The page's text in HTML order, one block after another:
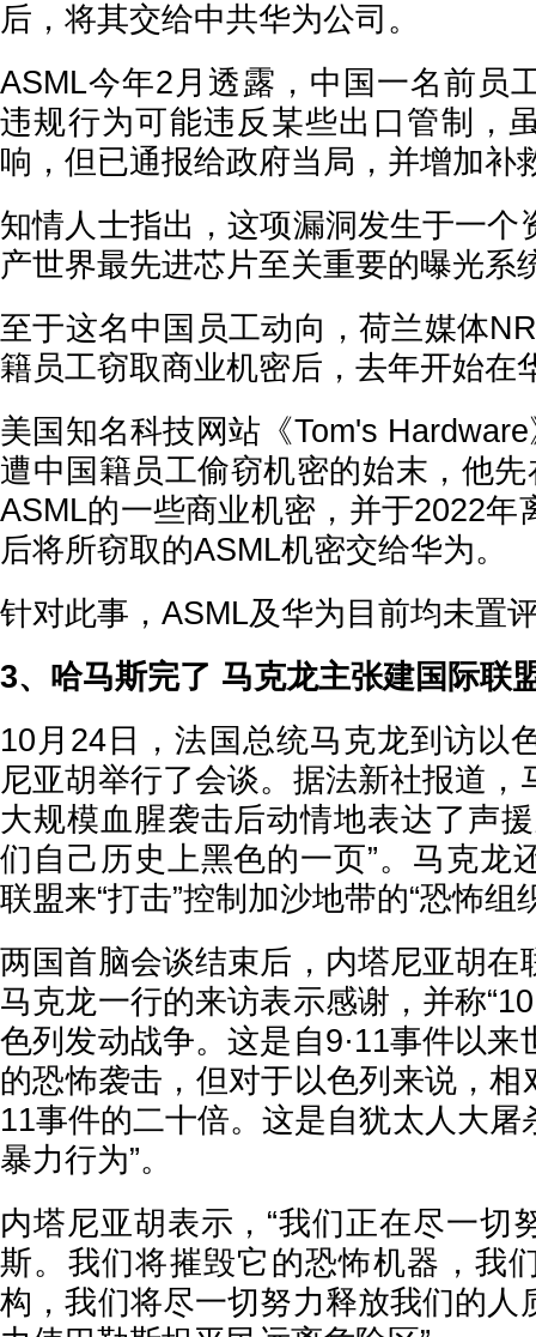
后，将其交给中共华为公司。
ASML今年2月透露，中国一名前员
违规行为可能违反某些出口管制，
响，但已通报给政府当局，并增加补
知情人士指出，这项漏洞发生于一个
产世界最先进芯片至关重要的曝
至于这名中国员工动向，荷兰媒体
籍员工窃取商业机密后，去年开始在
美国知名科技网站《Tom's
遭中国籍员工偷窃机密的始末，他
ASML的一些商业机密，并于2022年
后将所窃取的ASML机密交给华为。
针对此事，ASML及华为目前均未置
3、哈马斯完了 马克龙主张建国际联
10月24日，法国总统马克龙到访以
尼亚胡举行了会谈。据法新社报道，
大规模血腥袭击后动情地表达了声
们自己历史上黑色的一页”。马克龙
联盟来“打击”控制加沙地带的“恐怖组
两国首脑会谈结束后，内塔尼亚胡在
马克龙一行的来访表示感谢，并称
色列发动战争。这是自9·11事件以来
的恐怖袭击，但对于以色列来说，相
11事件的二十倍。这是自犹太人大屠
暴力行为”。
内塔尼亚胡表示，“我们正在尽一切
斯。我们将摧毁它的恐怖机器，我
构，我们将尽一切努力释放我们的人